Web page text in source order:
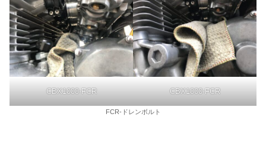
CBX1000-FCR CBX1000-FCR
FCR-ドレンボルト